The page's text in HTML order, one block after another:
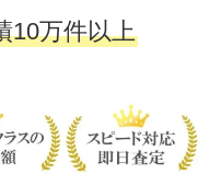
10万件以上